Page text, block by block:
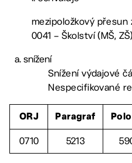
mezipoložkový přesun
0041 – Školství (MŠ,
snížení
Snížení výdajové
Nespecifikované
ORJ Paragraf
0710 5213